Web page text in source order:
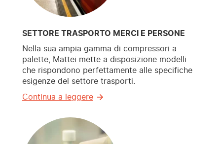
SETTORE TRASPORTO MERCI E PERSONE
Nella sua ampia gamma di compressori a
palette, Mattei mette a disposizione modelli
che rispondono perfettamente alle specifiche
esigenze del settore trasporti.
Continua a leggere